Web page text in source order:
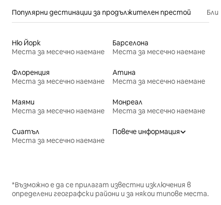
Популярни дестинации за продължителен престой
Ню Йорк
Места за месечно наемане
Барселона
Места за месечно наемане
Флоренция
Места за месечно наемане
Атина
Места за месечно наемане
Маями
Места за месечно наемане
Монреал
Места за месечно наемане
Сиатъл
Места за месечно наемане
Повече информация
*Възможно е да се прилагат известни изключения в
определени географски райони и за някои типове места.